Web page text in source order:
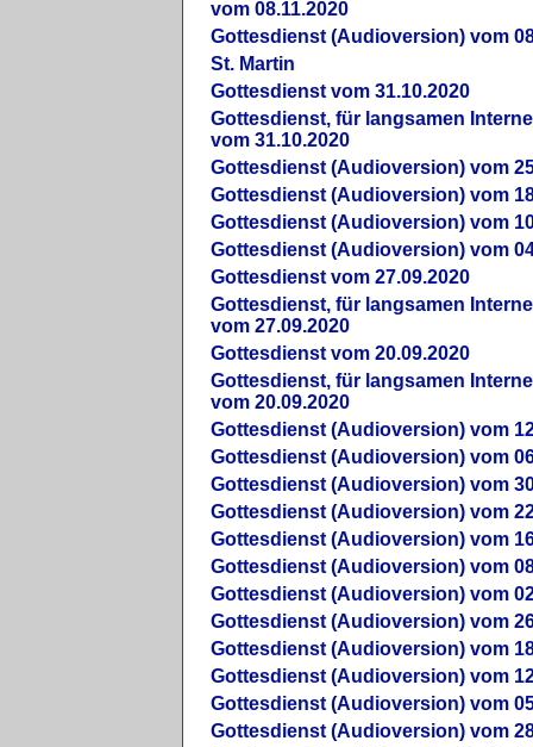
vom 08.11.2020
Gottesdienst (Audioversion) vom
St. Martin
Gottesdienst vom 31.10.2020
Gottesdienst, für langsamen
vom 31.10.2020
Gottesdienst (Audioversion) vom
Gottesdienst (Audioversion) vom
Gottesdienst (Audioversion) vom
Gottesdienst (Audioversion) vom
Gottesdienst vom 27.09.2020
Gottesdienst, für langsamen
vom 27.09.2020
Gottesdienst vom 20.09.2020
Gottesdienst, für langsamen
vom 20.09.2020
Gottesdienst (Audioversion) vom
Gottesdienst (Audioversion) vom
Gottesdienst (Audioversion) vom
Gottesdienst (Audioversion) vom
Gottesdienst (Audioversion) vom
Gottesdienst (Audioversion) vom
Gottesdienst (Audioversion) vom
Gottesdienst (Audioversion) vom
Gottesdienst (Audioversion) vom
Gottesdienst (Audioversion) vom
Gottesdienst (Audioversion) vom
Gottesdienst (Audioversion) vom